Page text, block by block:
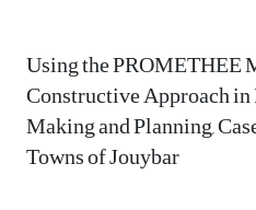
Using the PROMETHEE
Constructive Approach
Making and Planning,
Towns of Jouybar